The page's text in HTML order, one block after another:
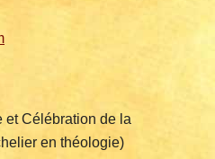
et Célébration de la
en théologie)